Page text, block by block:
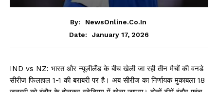
By:
NewsOnline.co.in
Date:
January 17, 2026
IND vs NZ: भारत और न्यूजीलैंड के बीच खेली जा रही तीन मैचों की वनडे
सीरीज फिलहाल 1-1 की बराबरी पर है। अब सीरीज का निर्णायक मुकाबला 18